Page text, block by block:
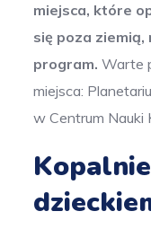
miejsca, które
się poza
program. Warte
miejsca:
w Centrum Nauki